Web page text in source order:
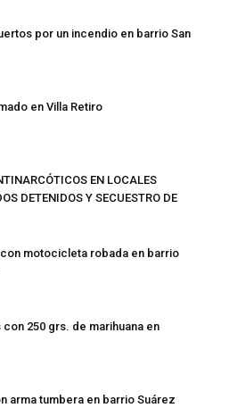
por un incendio en barrio San
en Villa Retiro
EN LOCALES
DETENIDOS Y SECUESTRO DE
motocicleta robada en barrio
250 grs. de marihuana en
arma tumbera en barrio Suárez